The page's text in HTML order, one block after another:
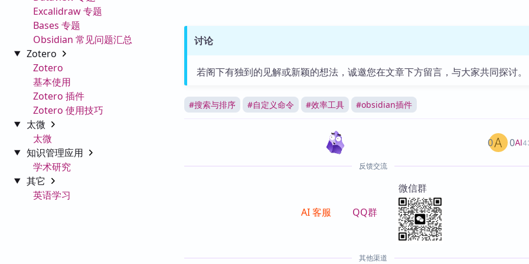
Excalidraw 专题
Bases 专题
Obsidian 常见问题汇总
Zotero
Zotero
基本使用
Zotero 插件
Zotero 使用技巧
太微
太微
知识管理应用
学术研究
其它
英语学习
讨论
若阁下有独到的见解或新颖的想法，诚邀您在文章下方留言，与大家共同探讨。
#搜索与排序 #自定义命令 #效率工具 #obsidian插件
AI
0 0
反馈交流
AI 客服 QQ群
微信群
其他渠道